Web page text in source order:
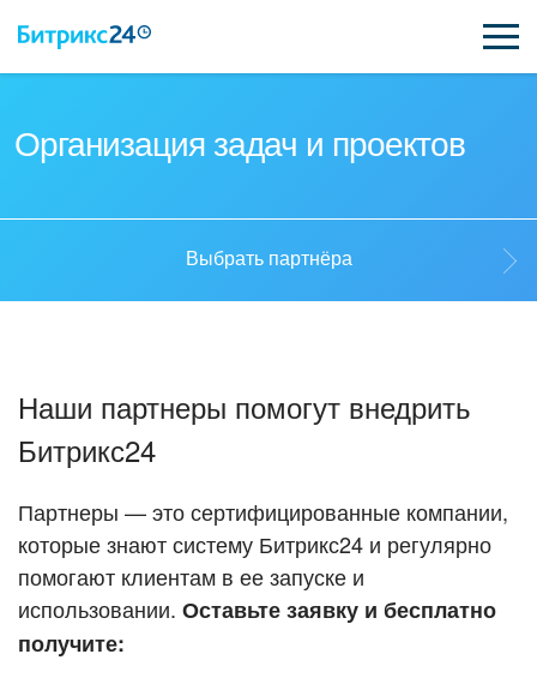
ПОЛУЧИТЬ БЕСПЛАТНО
ВХОД
ВХОД
Организация задач и проектов
Стать партнёром
Кейсы партнеров
Смотреть видеокейсы
Выбрать партнёра
Наши партнеры помогут внедрить
Битрикс24
Партнеры — это сертифицированные компании,
которые знают систему Битрикс24 и регулярно
помогают клиентам в ее запуске и
использовании. Оставьте заявку и бесплатно
получите: